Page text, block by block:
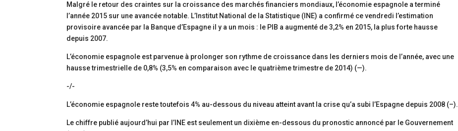
Malgré le retour des craintes sur la croissance des marchés financiers mondiaux, l’économie espagnole a terminé
l’année 2015 sur une avancée notable. L’Institut National de la Statistique (INE) a confirmé ce vendredi l’estimation
provisoire avancée par la Banque d’Espagne il y a un mois : le PIB a augmenté de 3,2% en 2015, la plus forte hausse
depuis 2007.
L’économie espagnole est parvenue à prolonger son rythme de croissance dans les derniers mois de l’année, avec une
hausse trimestrielle de 0,8% (3,5% en comparaison avec le quatrième trimestre de 2014) (—).
-/-
L’économie espagnole reste toutefois 4% au-dessous du niveau atteint avant la crise qu’a subi l’Espagne depuis 2008 (–).
Le chiffre publié aujourd’hui par l’INE est seulement un dixième en-dessous du pronostic annoncé par le Gouvernement